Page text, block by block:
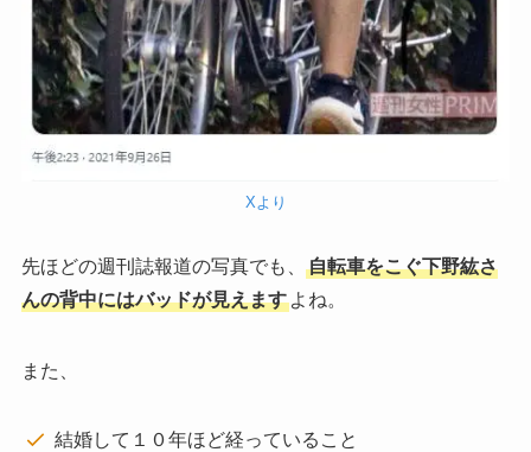
Xより
先ほどの週刊誌報道の写真でも、
自転車をこぐ下野紘さ
んの背中にはバッドが見えますよね。
また、
結婚して１０年ほど経っていること